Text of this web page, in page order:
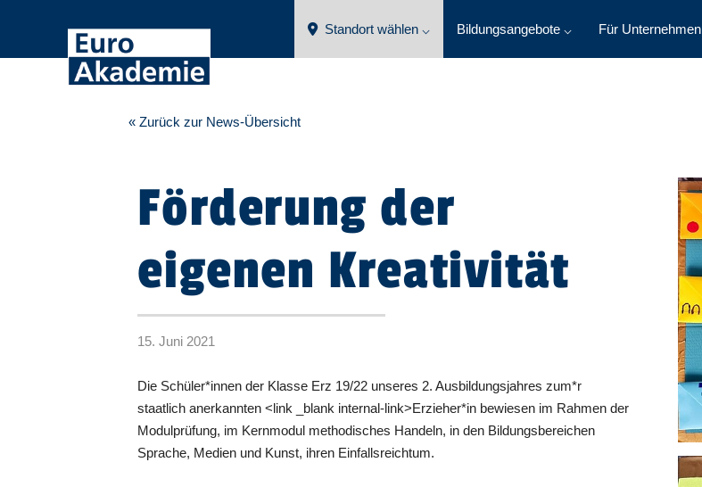
Standort wählen ⌵ Bildungsangebote ⌵ Für Unternehmen
« Zurück zur News-Übersicht
Förderung der
eigenen Kreativität
15. Juni 2021
Die Schüler*innen der Klasse Erz 19/22 unseres 2. Ausbildungsjahres zum*r
staatlich anerkannten <link _blank internal-link>Erzieher*in bewiesen im Rahmen der
Modulprüfung, im Kernmodul methodisches Handeln, in den Bildungsbereichen
Sprache, Medien und Kunst, ihren Einfallsreichtum.